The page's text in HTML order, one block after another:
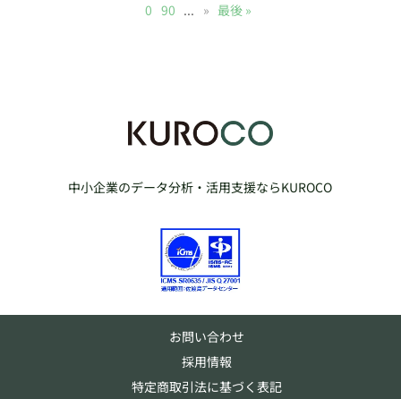
0 90 ... » 最後 »
中小企業のデータ分析・活用支援ならKUROCO
お問い合わせ
採用情報
特定商取引法に基づく表記